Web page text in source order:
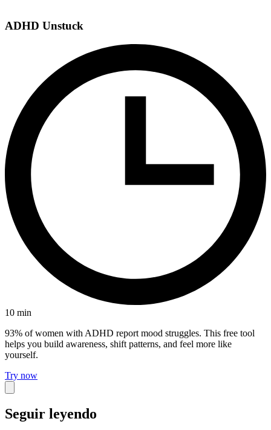
ADHD Unstuck
10 min
93% of women with ADHD report mood struggles. This free tool
helps you build awareness, shift patterns, and feel more like
yourself.
Try now
Seguir leyendo